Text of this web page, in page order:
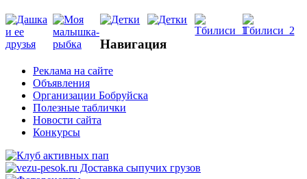
Навигация
Реклама на сайте
Объявления
Организации Бобруйска
Полезные таблички
Новости сайта
Конкурсы